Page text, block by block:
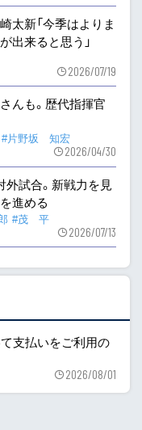
太新「今季はよりま
出来ると思う」
2026/07/19
んも。歴代指揮官
#片野坂 知宏
2026/04/30
外試合。新戦力を見
進める
#茂 平
2026/07/13
て支払いをご利用の
2026/08/01